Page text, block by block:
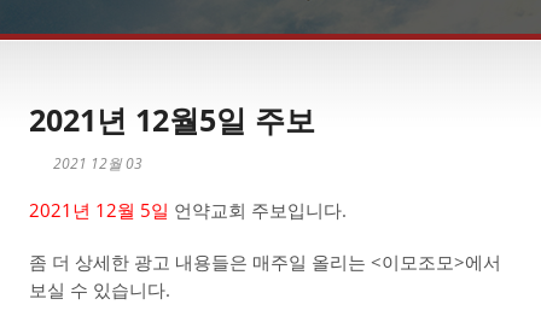
2021년 12월5일 주보
2021 12월 03
2021년 12월 5일 언약교회 주보입니다.
좀 더 상세한 광고 내용들은 매주일 올리는 <이모조모>에서
보실 수 있습니다.